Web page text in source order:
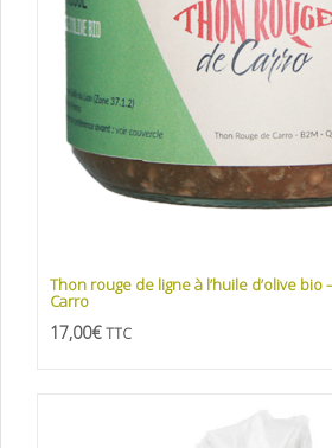
Thon rouge de ligne à l’huile d’olive bio
Carro
17,00€ TTC